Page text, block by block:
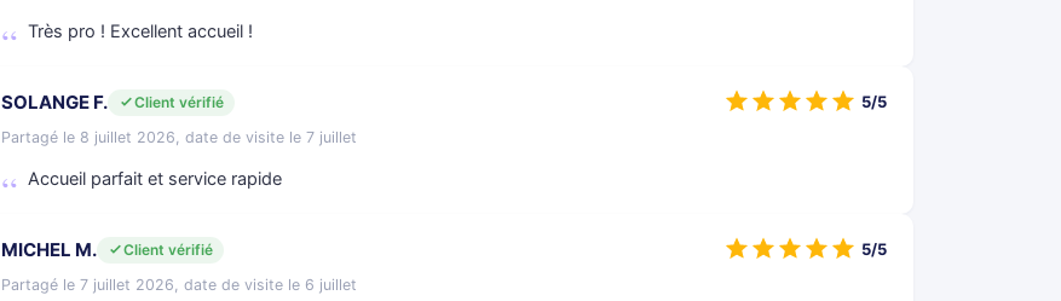
Très pro ! Excellent accueil !
SOLANGE F.
Client vérifié
Partagé le 8 juillet 2026, date de visite le 7 juillet
Accueil parfait et service rapide
5/5
MICHEL M.
Client vérifié
Partagé le 7 juillet 2026, date de visite le 6 juillet
5/5